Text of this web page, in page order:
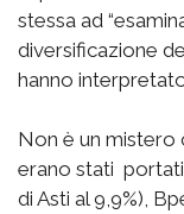
stessa ad
diversificazione
hanno
Non è un mistero
erano stati portati
di Asti al 9,9%),